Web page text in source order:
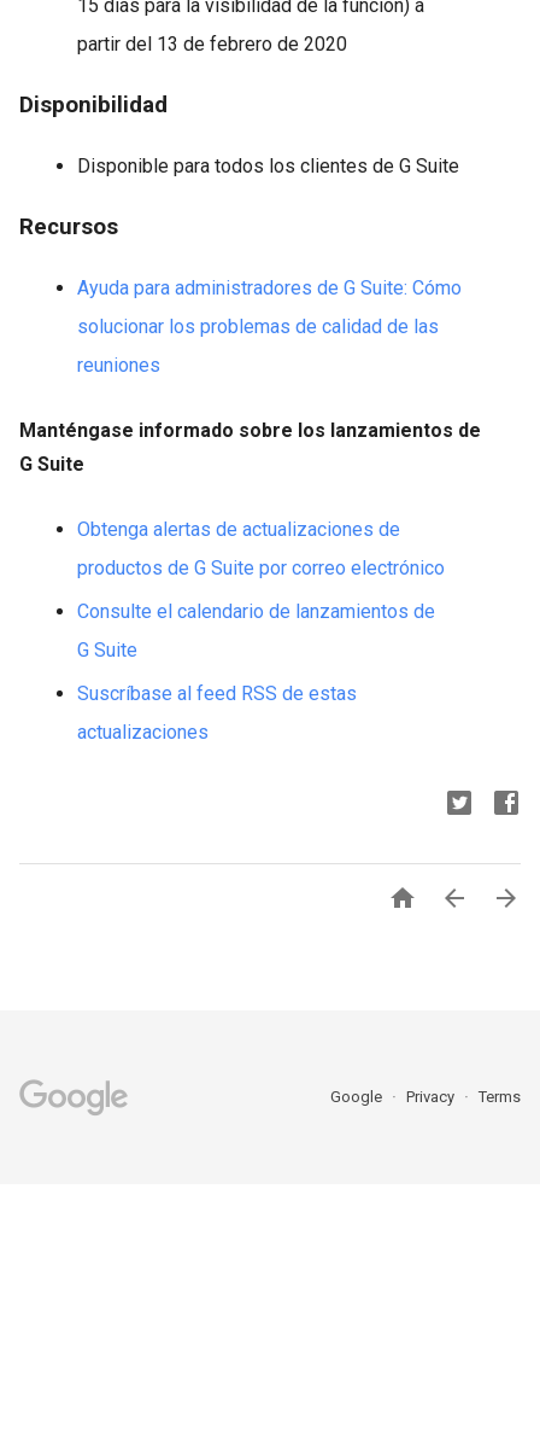
15 días para la visibilidad de la función) a
partir del 13 de febrero de 2020
Disponibilidad
Disponible para todos los clientes de G Suite
Recursos
Ayuda para administradores de G Suite: Cómo
solucionar los problemas de calidad de las
reuniones
Manténgase informado sobre los lanzamientos de
G Suite
Obtenga alertas de actualizaciones de
productos de G Suite por correo electrónico
Consulte el calendario de lanzamientos de
G Suite
Suscríbase al feed RSS de estas
actualizaciones
  
Google Privacy Terms